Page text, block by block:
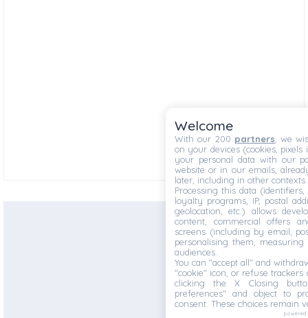
Welcome
With our 200 partners , we
on your devices (cookies,
your personal data with our
website or in our emails,
later, including in other contexts.
Processing this data
loyalty programs, IP, postal
geolocation, etc.) allows
content, commercial offers
screens (including by email,
personalising them,
audiences.
You can "accept all" and
"cookie" icon, or refuse
clicking the X Closing
preferences" and object to
consent. These choices remain
powered